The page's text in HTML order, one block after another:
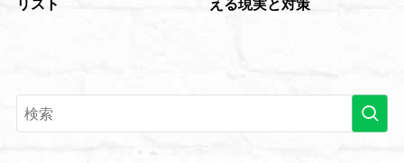
リスト
える現実と対策